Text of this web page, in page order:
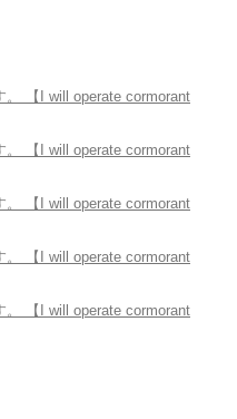
。 【I will operate cormorant
。 【I will operate cormorant
。 【I will operate cormorant
。 【I will operate cormorant
。 【I will operate cormorant